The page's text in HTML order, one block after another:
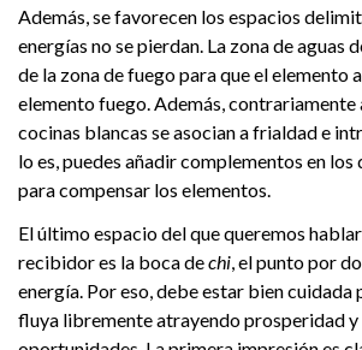
Además, se favorecen los espacios
energías no se pierdan. La zona de aguas
de la zona de fuego para que el elemento
elemento fuego. Además, contrariamente
cocinas blancas se asocian a frialdad e
lo es, puedes añadir complementos en
para compensar los elementos.
El último espacio del que queremos
recibidor es la boca dechi , el punto por
energía. Por eso, debe estar bien cuidada
fluya libremente atrayendo prosperidad y